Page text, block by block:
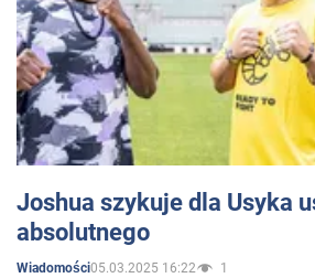
Joshua szykuje dla Usyka
absolutnego
Wiadomości05.03.2025 16:22 1